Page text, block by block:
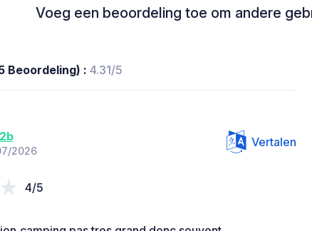
Voeg een beoordeling toe om andere
Beoordeling) : 4.31/5
2026
Vertalen
4/5